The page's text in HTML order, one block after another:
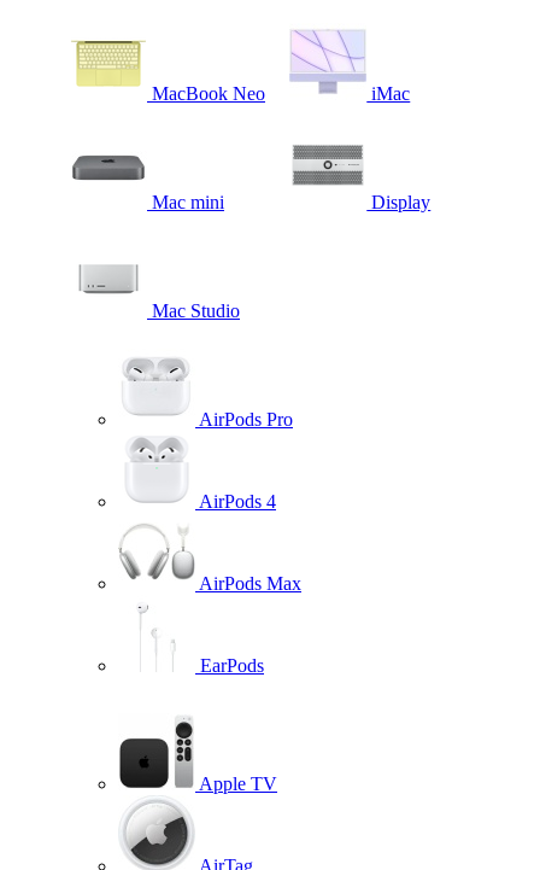
MacBook Neo iMac
Mac mini Display
Mac Studio
AirPods Pro
AirPods 4
AirPods Max
EarPods
Apple TV